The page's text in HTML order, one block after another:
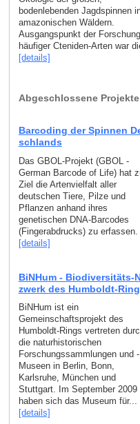
bodenlebenden Jagdspinnen
amazonischen Wäldern.
Ausgangspunkt der
häufiger Cteniden-Arten war
[details]
Abgeschlossene Projekte
Barcoding der Spinnen
schlands
Das GBOL-Projekt (GBOL -
German Barcode of Life) hat
Ziel die Artenvielfalt aller
deutschen Tiere, Pilze und
Pflanzen anhand ihres
genetischen DNA-Barcodes
(Fingerabdrucks) zu
[details]
BiNHum - Biodiversitäts-
zwerk des Humboldt-
BiNHum ist ein
Gemeinschaftsprojekt des
Humboldt-Rings vertreten
die naturhistorischen
Forschungssammlungen und -
Museen in Berlin, Bonn,
Karlsruhe, München und
Stuttgart. Im September 2009
haben sich das Museum für...
[details]